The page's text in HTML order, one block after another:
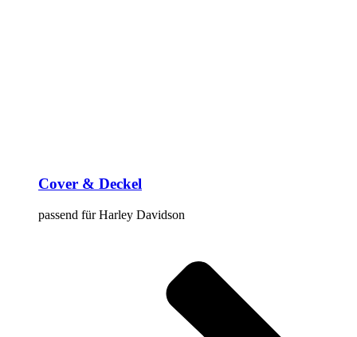
Cover & Deckel
passend für Harley Davidson